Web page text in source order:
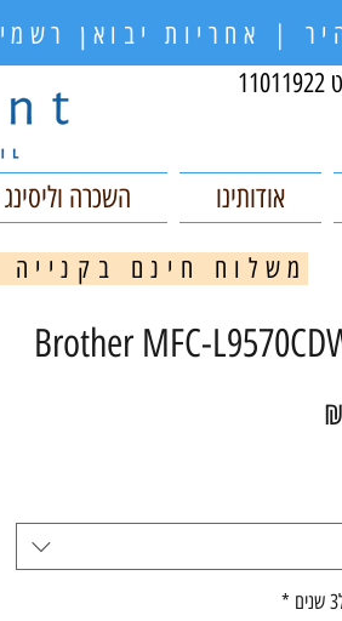
| אחריות יבואן
אודותינו השכרה
משלוח חינם בקנייה מעל 299 ש"ח |
*